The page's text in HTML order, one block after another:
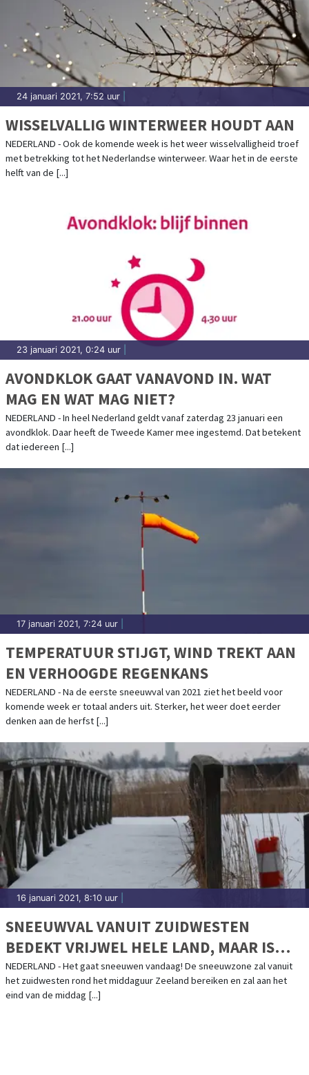
24 januari 2021, 7:52 uur
WISSELVALLIG WINTERWEER HOUDT AAN
NEDERLAND - Ook de komende week is het weer wisselvalligheid troef
met betrekking tot het Nederlandse winterweer. Waar het in de eerste
helft van de [...]
23 januari 2021, 0:24 uur
AVONDKLOK GAAT VANAVOND IN. WAT
MAG EN WAT MAG NIET?
NEDERLAND - In heel Nederland geldt vanaf zaterdag 23 januari een
avondklok. Daar heeft de Tweede Kamer mee ingestemd. Dat betekent
dat iedereen [...]
17 januari 2021, 7:24 uur
TEMPERATUUR STIJGT, WIND TREKT AAN
EN VERHOOGDE REGENKANS
NEDERLAND - Na de eerste sneeuwval van 2021 ziet het beeld voor
komende week er totaal anders uit. Sterker, het weer doet eerder
denken aan de herfst [...]
16 januari 2021, 8:10 uur
SNEEUWVAL VANUIT ZUIDWESTEN
BEDEKT VRIJWEL HELE LAND, MAAR IS
VAN KORTE DUUR
NEDERLAND - Het gaat sneeuwen vandaag! De sneeuwzone zal vanuit
het zuidwesten rond het middaguur Zeeland bereiken en zal aan het
eind van de middag [...]